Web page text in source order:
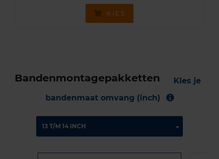
KIES
Bandenmontagepakketten
Kies je
bandenmaat omvang (inch)